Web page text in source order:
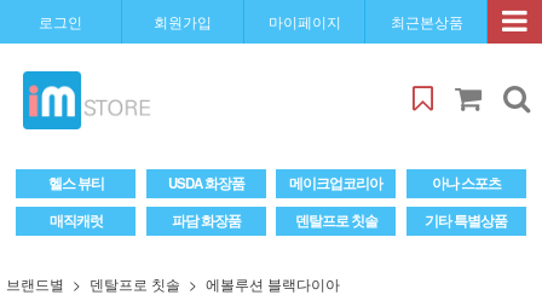
로그인 회원가입 마이페이지 최근본상품
헬스 뷰티 USDA 화장품 메이크업코리아
아나 스포츠
매직캐럿
파담 화장품 덴탈프로 칫솔 기타 특별상품
브랜드별 덴탈프로 칫솔 에볼루션 블랙다이아